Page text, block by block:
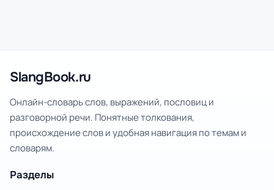
SlangBook.ru
Онлайн-словарь слов, выражений, пословиц и
разговорной речи. Понятные толкования,
происхождение слов и удобная навигация по темам и
словарям.
Разделы